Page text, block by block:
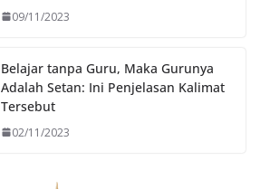
09/11/2023
Belajar tanpa Guru, Maka Gurunya
Adalah Setan: Ini Penjelasan Kalimat
Tersebut
02/11/2023